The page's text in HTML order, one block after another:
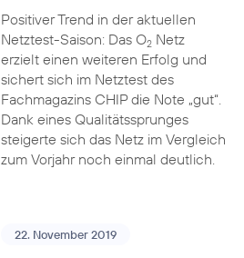
Positiver Trend in der aktuellen
Netztest-Saison: Das O2Netz
erzielt einen weiteren Erfolg und
sichert sich im Netztest des
Fachmagazins CHIP die Note „gut“.
Dank eines Qualitätssprunges
steigerte sich das Netz im Vergleich
zum Vorjahr noch einmal deutlich.
22. November 2019